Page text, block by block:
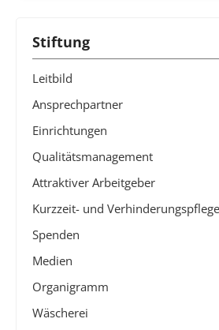
Stiftung
Leitbild
Ansprechpartner
Einrichtungen
Qualitätsmanagement
Attraktiver Arbeitgeber
Kurzzeit- und Verhinderungspflege
Spenden
Medien
Organigramm
Wäscherei